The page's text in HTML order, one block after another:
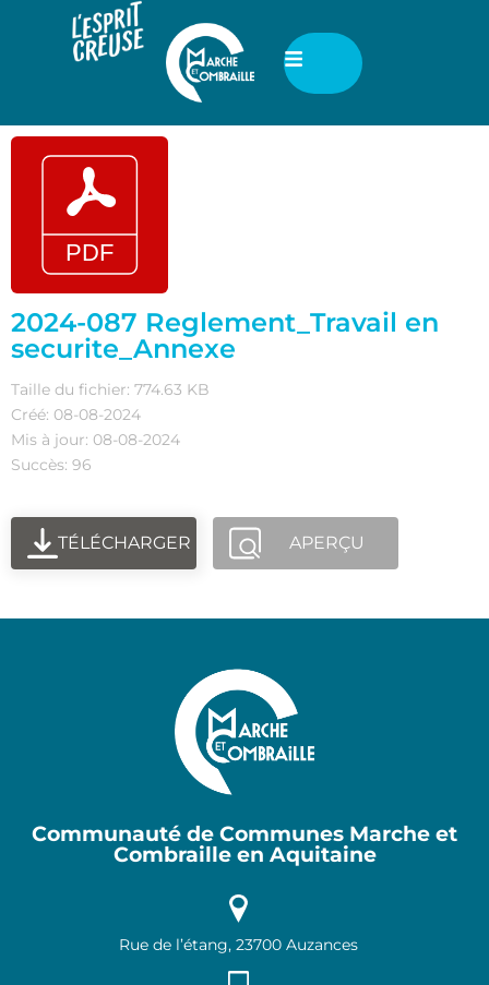
2024-087 Reglement_Travail en
securite_Annexe
Taille du fichier: 774.63 KB
Créé: 08-08-2024
Mis à jour: 08-08-2024
Succès: 96
TÉLÉCHARGER APERÇU
Communauté de Communes Marche et
Combraille en Aquitaine
Rue de l’étang, 23700 Auzances